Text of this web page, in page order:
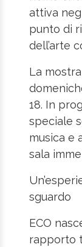
attiva
punto di
dell’arte
La
18. In
speciale
musica e
sala
sguardo
ECO
rapporto